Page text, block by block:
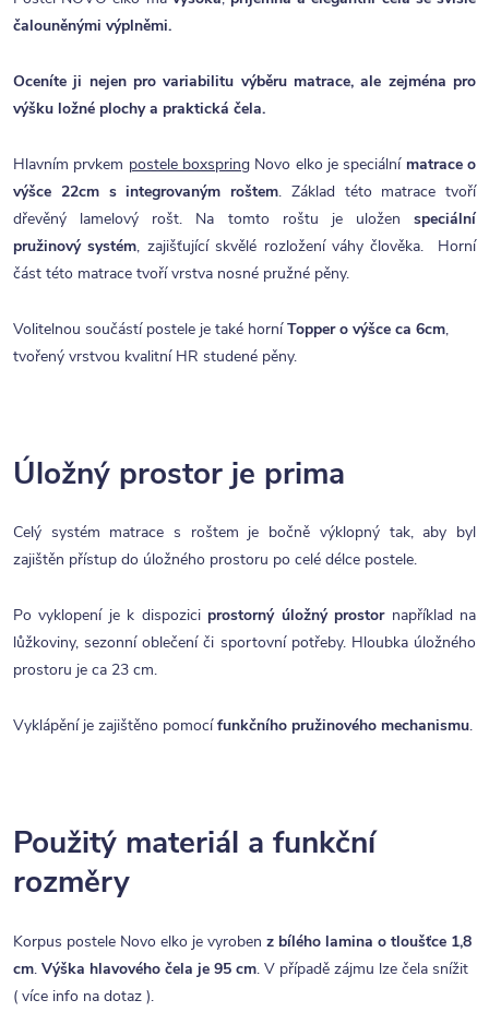
čalouněnými výplněmi.
Oceníte ji nejen pro variabilitu výběru matrace, ale zejména pro
výšku ložné plochy a praktická čela.
Hlavním prvkem postele boxspring Novo elko je speciální matrace o
výšce 22cm s integrovaným roštem. Základ této matrace tvoří
dřevěný lamelový rošt. Na tomto roštu je uložen speciální
pružinový systém, zajišťující skvělé rozložení váhy člověka. Horní
část této matrace tvoří vrstva nosné pružné pěny.
Volitelnou součástí postele je také horníTopper o výšce ca 6cm,
tvořený vrstvou kvalitní HR studené pěny.
Úložný prostor je prima
Celý systém matrace s roštem je bočně výklopný tak, aby byl
zajištěn přístup do úložného prostoru po celé délce postele.
Po vyklopení je k dispoziciprostorný úložný prostornapříklad na
lůžkoviny, sezonní oblečení či sportovní potřeby. Hloubka úložného
prostoru je ca 23 cm.
Vyklápění je zajištěno pomocífunkčního pružinového mechanismu.
Použitý materiál a funkční
rozměry
Korpus postele Novo elko je vyroben z bílého lamina o tloušťce 1,8
cm. Výška hlavového čela je 95 cm. V případě zájmu lze čela snížit
( více info na dotaz ).